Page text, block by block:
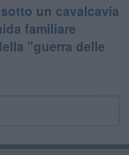
un cavalcavia
familiare
"guerra delle